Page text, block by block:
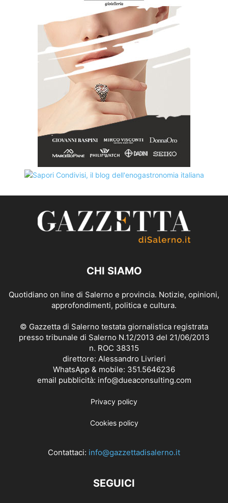
CHI SIAMO
Quotidiano on line di Salerno e provincia. Notizie, opinioni,
approfondimenti, politica e cultura.
© Gazzetta di Salerno testata giornalistica registrata
presso tribunale di Salerno N.12/2013 del 21/06/2013
n. ROC 38315
direttore: Alessandro Livrieri
WhatsApp & mobile: 351.5646236
email pubblicità: info@dueaconsulting.com
Privacy policy
Cookies policy
Contattaci: info@gazzettadisalerno.it
SEGUICI